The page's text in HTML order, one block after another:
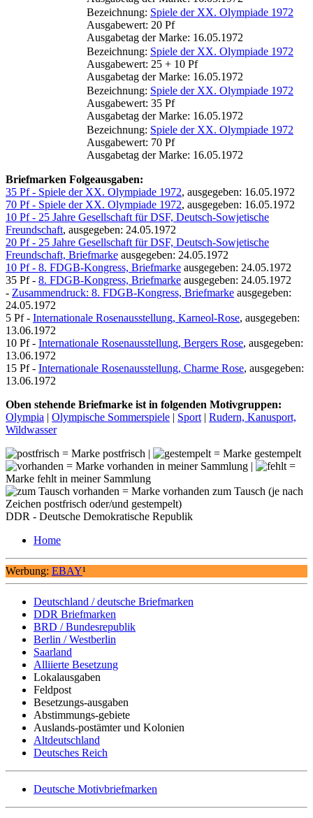
Bezeichnung: Spiele der XX. Olympiade 1972
Ausgabewert: 20 Pf
Ausgabetag der Marke: 16.05.1972
Bezeichnung: Spiele der XX. Olympiade 1972
Ausgabewert: 25 + 10 Pf
Ausgabetag der Marke: 16.05.1972
Bezeichnung: Spiele der XX. Olympiade 1972
Ausgabewert: 35 Pf
Ausgabetag der Marke: 16.05.1972
Bezeichnung: Spiele der XX. Olympiade 1972
Ausgabewert: 70 Pf
Ausgabetag der Marke: 16.05.1972
Briefmarken Folgeausgaben:
35 Pf - Spiele der XX. Olympiade 1972, ausgegeben: 16.05.1972
70 Pf - Spiele der XX. Olympiade 1972, ausgegeben: 16.05.1972
10 Pf - 25 Jahre Gesellschaft für DSF, Deutsch-Sowjetische
Freundschaft, ausgegeben: 24.05.1972
20 Pf - 25 Jahre Gesellschaft für DSF, Deutsch-Sowjetische
Freundschaft, Briefmarke ausgegeben: 24.05.1972
10 Pf - 8. FDGB-Kongress, Briefmarke ausgegeben: 24.05.1972
35 Pf - 8. FDGB-Kongress, Briefmarke ausgegeben: 24.05.1972
- Zusammendruck: 8. FDGB-Kongress, Briefmarke ausgegeben:
24.05.1972
5 Pf - Internationale Rosenausstellung, Karneol-Rose, ausgegeben:
13.06.1972
10 Pf - Internationale Rosenausstellung, Bergers Rose, ausgegeben:
13.06.1972
15 Pf - Internationale Rosenausstellung, Charme Rose, ausgegeben:
13.06.1972
Oben stehende Briefmarke ist in folgenden Motivgruppen:
Olympia | Olympische Sommerspiele | Sport | Rudern, Kanusport,
Wildwasser
= Marke postfrisch |
= Marke gestempelt
= Marke vorhanden in meiner Sammlung |
=
Marke fehlt in meiner Sammlung
= Marke vorhanden zum Tausch (je nach
Zeichen postfrisch oder/und gestempelt)
DDR - Deutsche Demokratische Republik
Home
Werbung: EBAY¹
Deutschland / deutsche Briefmarken
DDR Briefmarken
BRD / Bundesrepublik
Berlin / Westberlin
Saarland
Alliierte Besetzung
Lokalausgaben
Feldpost
Besetzungs-ausgaben
Abstimmungs-gebiete
Auslands-postämter und Kolonien
Altdeutschland
Deutsches Reich
Deutsche Motivbriefmarken